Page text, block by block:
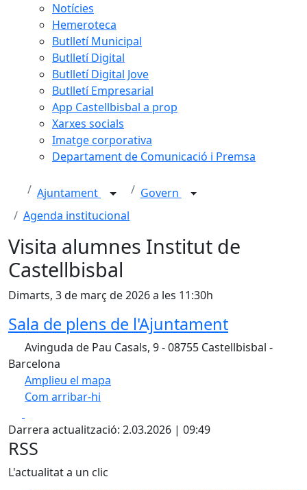
Notícies
Hemeroteca
Butlletí Municipal
Butlletí Digital
Butlletí Digital Jove
Butlletí Empresarial
App Castellbisbal a prop
Xarxes socials
Imatge corporativa
Departament de Comunicació i Premsa
Ajuntament
Govern
Agenda institucional
Visita alumnes Institut de
Castellbisbal
Dimarts, 3 de març de 2026 a les 11:30h
Sala de plens de l'Ajuntament
Avinguda de Pau Casals, 9 - 08755 Castellbisbal -
Barcelona
Amplieu el mapa
Com arribar-hi
+
−
Darrera actualització: 2.03.2026 | 09:49
RSS
L'actualitat a un clic